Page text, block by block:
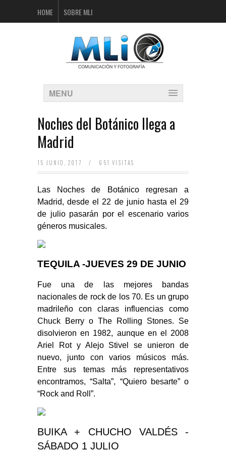
HOME SOBRE MLI
MENU
Noches del Botánico llega a
Madrid
15 JUNIO, 2017 / 651 VISITAS
Las Noches de Botánico regresan a
Madrid, desde el 22 de junio hasta el 29
de julio pasarán por el escenario varios
géneros musicales.
TEQUILA -JUEVES 29 DE JUNIO
Fue una de las mejores bandas
nacionales de rock de los 70. Es un grupo
madrileño con claras influencias como
Chuck Berry o The Rolling Stones. Se
disolvieron en 1982, aunque en el 2008
Ariel Rot y Alejo Stivel se unieron de
nuevo, junto con varios músicos más.
Entre sus temas más representativos
encontramos, “Salta”, “Quiero besarte” o
“Rock and Roll”.
BUIKA + CHUCHO VALDÉS -
SÁBADO 1 JULIO